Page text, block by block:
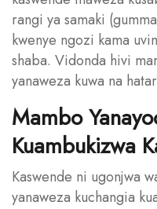
rangi ya samaki
kwenye ngozi kama
shaba. Vidonda hivi
yanaweza kuwa na
Mambo
Kuambukizwa
Kaswende ni ugonjwa
yanaweza kuchangia